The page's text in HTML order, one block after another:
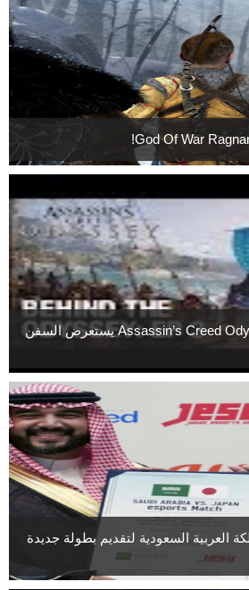
فيديو جديد للعبة Assassin’s Creed Odyssey يستعرض السفن
العربية السعودية لتقديم بطولة جديدة